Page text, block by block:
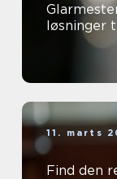
løsninger
11. marts
Find den